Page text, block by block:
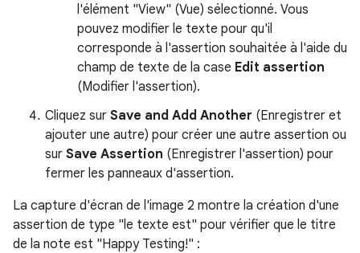
l'élément "View" (Vue) sélectionné. Vous
pouvez modifier le texte pour qu'il
corresponde à l'assertion souhaitée à l'aide du
champ de texte de la case Edit assertion
(Modifier l'assertion).
Cliquez sur Save and Add Another (Enregistrer et
ajouter une autre) pour créer une autre assertion ou
sur Save Assertion (Enregistrer l'assertion) pour
fermer les panneaux d'assertion.
La capture d'écran de l'image 2 montre la création d'une
assertion de type "le texte est" pour vérifier que le titre
de la note est "Happy Testing!" :